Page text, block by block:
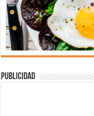
Publicidad